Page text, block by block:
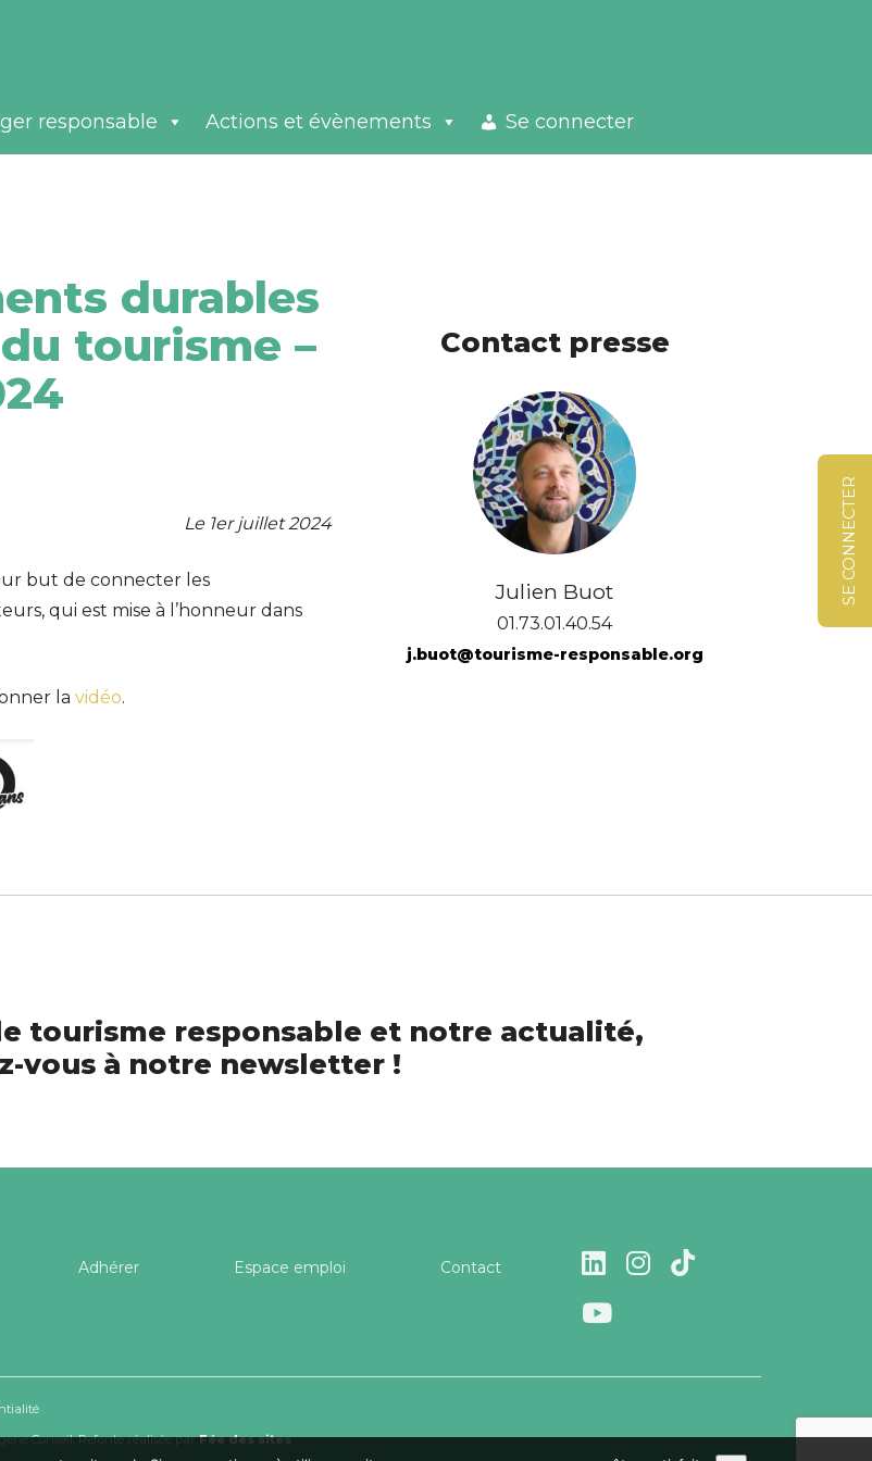
SE CONNECTER
responsable Actions et évènements Se connecter
durables
tourisme –
Le 1er juillet 2024
but de connecter les
qui est mise à l’honneur dans
la vidéo.
Contact presse
Julien Buot
01.73.01.40.54
j.buot@tourisme-responsable.org
tourisme responsable et notre actualité,
vous à notre newsletter !
Adhérer Espace emploi Contact
Conseil. Refonte réalisée parFée des sites